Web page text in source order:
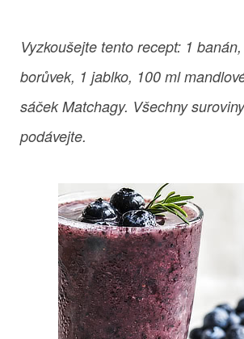
Vyzkoušejte tento recept: 1
borůvek, 1 jablko, 100 ml
sáček Matchagy. Všechny
podávejte.